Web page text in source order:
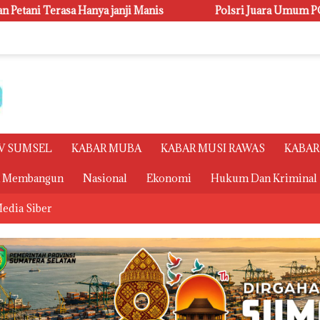
Polsri Juara Umum PORSENI XV, Raih 60 Medali
SUMSEL KABAR MUBA KABAR MUSI RAWAS
Membangun Nasional Ekonomi Hukum Dan Kriminal
Siber